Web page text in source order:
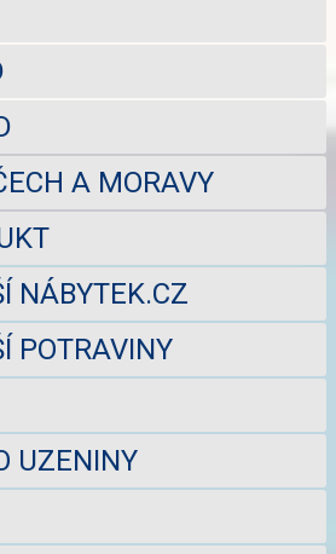
A MORAVY
NÁBYTEK.CZ
POTRAVINY
UZENINY